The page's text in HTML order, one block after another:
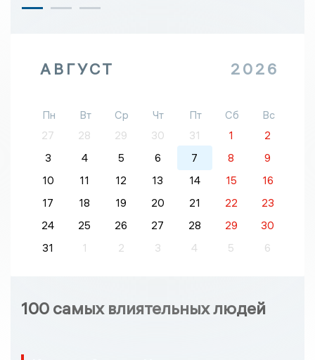
АВГУСТ 2026
Пн Вт Ср Чт Пт Сб
Вс
27
28 29 30 31 1
2
3
4 5 6 7 8
9
10
11 12 13 14 15
16
17
18 19 20 21 22
23
24
25 26 27 28 29
30
31
1 2 3 4 5 6
100 самых влиятельных людей